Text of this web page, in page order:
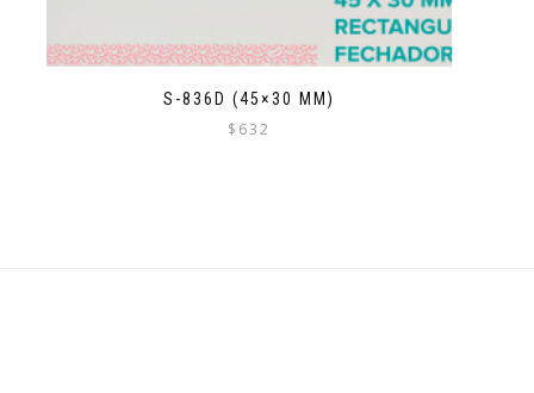
S-836D (45×30 MM)
$ 632